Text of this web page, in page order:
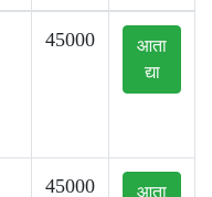
45000
आता
द्या
45000
आता